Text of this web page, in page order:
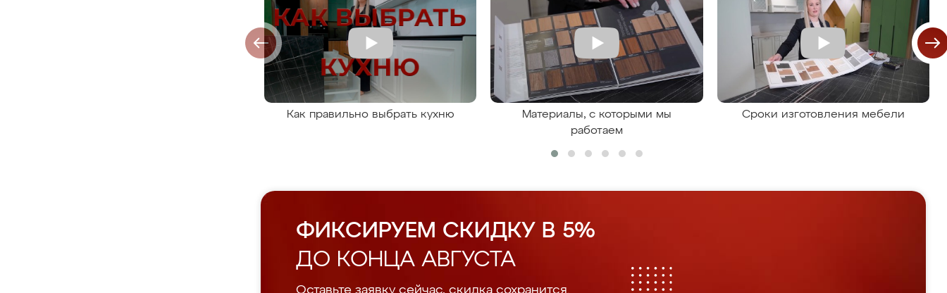
Как правильно выбрать кухню
Материалы, с которыми мы
работаем
Сроки изготовления мебели
ФИКСИРУЕМ СКИДКУ В 5%
ДО КОНЦА АВГУСТА
Оставьте заявку сейчас, скидка сохранится.